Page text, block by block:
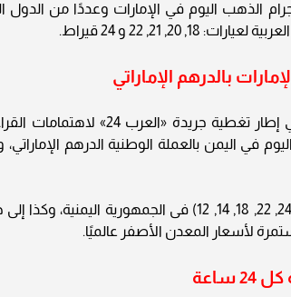
الذهب اليوم في الإمارات وعددًا من الدول
21, 22 و 24 قيراط.
بالدرهم الإماراتي
أسعار الذهب في الإمارات اليوم الإثنين 29/12/2025 .. في إطار تغطية
اليمن بالعملة الوطنية الدرهم الإماراتي،
ويحوي التقرير أسعار المعدن النفيس بجميع عياراته (عيار 24, 22, 18, 14, 12) فى الجمهورية
لأسعار المعدن الأصفر عالميًا.
ساعة